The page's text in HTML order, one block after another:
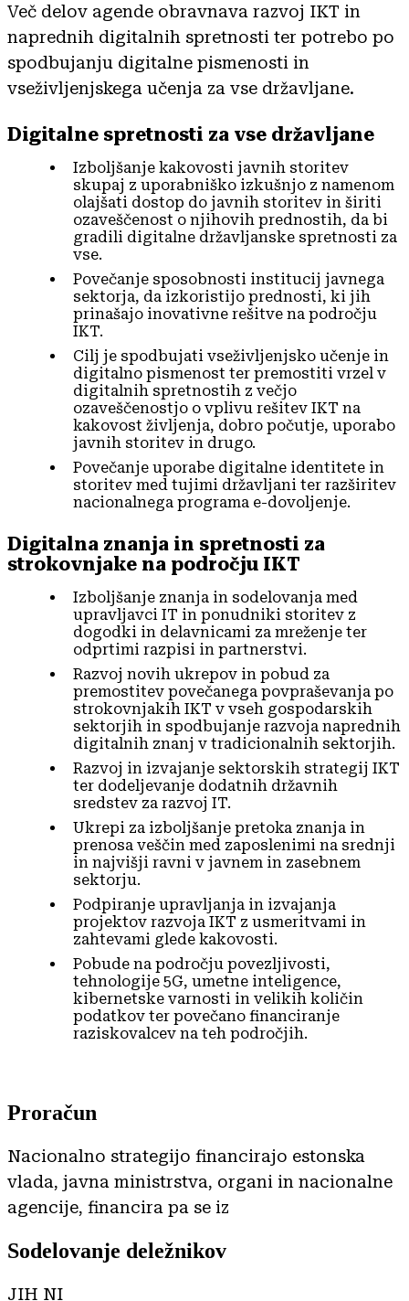
Več delov agende obravnava razvoj IKT in
naprednih digitalnih spretnosti ter potrebo po
spodbujanju digitalne pismenosti in
vseživljenjskega učenja za vse državljane.
Digitalne spretnosti za vse državljane
Izboljšanje kakovosti javnih storitev
skupaj z uporabniško izkušnjo z namenom
olajšati dostop do javnih storitev in širiti
ozaveščenost o njihovih prednostih, da bi
gradili digitalne državljanske spretnosti za
vse.
Povečanje sposobnosti institucij javnega
sektorja, da izkoristijo prednosti, ki jih
prinašajo inovativne rešitve na področju
IKT.
Cilj je spodbujati vseživljenjsko učenje in
digitalno pismenost ter premostiti vrzel v
digitalnih spretnostih z večjo
ozaveščenostjo o vplivu rešitev IKT na
kakovost življenja, dobro počutje, uporabo
javnih storitev in drugo.
Povečanje uporabe digitalne identitete in
storitev med tujimi državljani ter razširitev
nacionalnega programa e-dovoljenje.
Digitalna znanja in spretnosti za
strokovnjake na področju IKT
Izboljšanje znanja in sodelovanja med
upravljavci IT in ponudniki storitev z
dogodki in delavnicami za mreženje ter
odprtimi razpisi in partnerstvi.
Razvoj novih ukrepov in pobud za
premostitev povečanega povpraševanja po
strokovnjakih IKT v vseh gospodarskih
sektorjih in spodbujanje razvoja naprednih
digitalnih znanj v tradicionalnih sektorjih.
Razvoj in izvajanje sektorskih strategij IKT
ter dodeljevanje dodatnih državnih
sredstev za razvoj IT.
Ukrepi za izboljšanje pretoka znanja in
prenosa veščin med zaposlenimi na srednji
in najvišji ravni v javnem in zasebnem
sektorju.
Podpiranje upravljanja in izvajanja
projektov razvoja IKT z usmeritvami in
zahtevami glede kakovosti.
Pobude na področju povezljivosti,
tehnologije 5G, umetne inteligence,
kibernetske varnosti in velikih količin
podatkov ter povečano financiranje
raziskovalcev na teh področjih.
Proračun
Nacionalno strategijo financirajo estonska
vlada, javna ministrstva, organi in nacionalne
agencije, financira pa se iz
Sodelovanje deležnikov
JIH NI